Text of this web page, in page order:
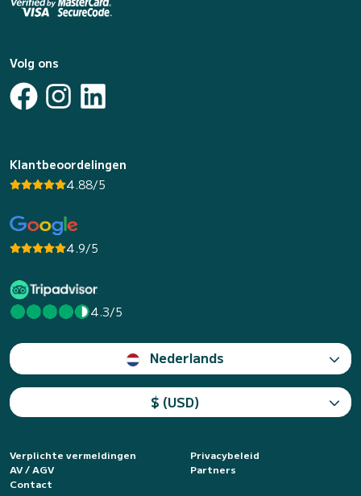
Volg ons
Klantbeoordelingen
4.88/5
4.9/5
4.3/5
Nederlands
$ (USD)
Verplichte vermeldingen
Privacybeleid
AV / AGV
Partners
Contact